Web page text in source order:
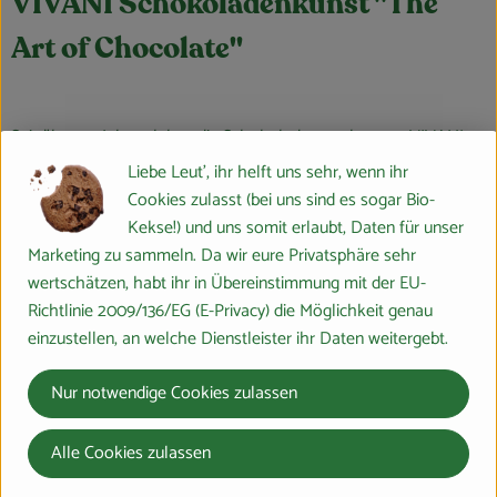
Art of Chocolate"
Seit über 20 Jahren leben die Schokoladenmacher von VIVANI
ihre Leidenschaft für hochwertige Schokolade. Was klein
begann, ist heute zu einer weltweit beliebten, vielfach-prämierten
Bio-Marke mit einer breiten Auswahl von über 60 Produkten
gewachsen, das mit vielfältigen Tafelschokoladen,
Schokoriegeln, Kuvertüren, Kakaogetränken und Trüffelpralinen
keinerlei schokoladigen Wünsche offenlässt. Schokolade als
ganzheitliches Kunstwerk ist das zentrale Motto. In diesem Sinne
verbindet VIVANI innovative Rezepturen aus besten Zutaten mit
künstlerischen Verpackungsdesigns und den Aspekten von
Nachhaltigkeit und sozialer Verantwortung. Das Bochumer
Unternehmen um Gründer und Gesellschafter Andreas Meyer
und Geschäftsführer Gerrit Wiezoreck engagiert sich seit Jahren
Liebe Leut', ihr helft uns sehr, wenn ihr
Cookies zulasst (bei uns sind es sogar Bio-
Kekse!) und uns somit erlaubt, Daten für unser
Marketing zu sammeln. Da wir eure Privatsphäre sehr
wertschätzen, habt ihr in Übereinstimmung mit der EU-
Richtlinie 2009/136/EG (E-Privacy) die Möglichkeit genau
einzustellen, an welche Dienstleister ihr Daten weitergebt.
Nur notwendige Cookies zulassen
Alle Cookies zulassen